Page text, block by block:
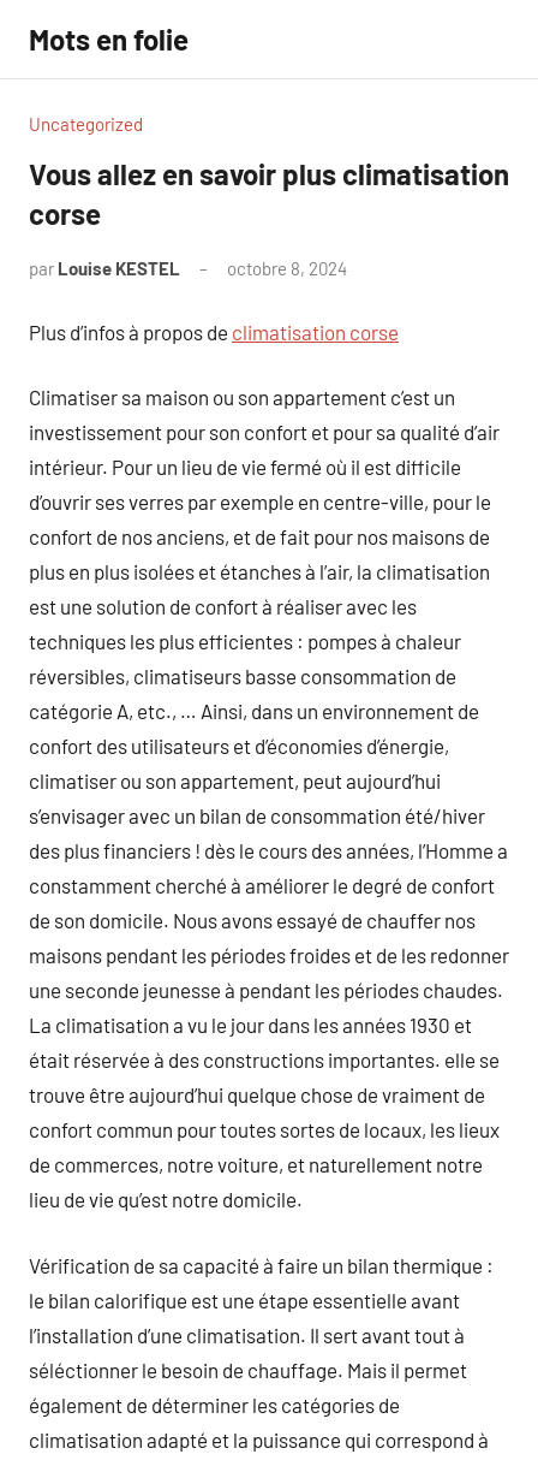
contenu
Mots en folie
Uncategorized
Vous allez en savoir plus climatisation
corse
par Louise KESTEL octobre 8, 2024
Plus d’infos à propos de climatisation corse
Climatiser sa maison ou son appartement c’est un
investissement pour son confort et pour sa qualité d’air
intérieur. Pour un lieu de vie fermé où il est difficile
d’ouvrir ses verres par exemple en centre-ville, pour le
confort de nos anciens, et de fait pour nos maisons de
plus en plus isolées et étanches à l’air, la climatisation
est une solution de confort à réaliser avec les
techniques les plus efficientes : pompes à chaleur
réversibles, climatiseurs basse consommation de
catégorie A, etc., … Ainsi, dans un environnement de
confort des utilisateurs et d’économies d’énergie,
climatiser ou son appartement, peut aujourd’hui
s’envisager avec un bilan de consommation été/hiver
des plus financiers ! dès le cours des années, l’Homme a
constamment cherché à améliorer le degré de confort
de son domicile. Nous avons essayé de chauffer nos
maisons pendant les périodes froides et de les redonner
une seconde jeunesse à pendant les périodes chaudes.
La climatisation a vu le jour dans les années 1930 et
était réservée à des constructions importantes. elle se
trouve être aujourd’hui quelque chose de vraiment de
confort commun pour toutes sortes de locaux, les lieux
de commerces, notre voiture, et naturellement notre
lieu de vie qu’est notre domicile.
Vérification de sa capacité à faire un bilan thermique :
le bilan calorifique est une étape essentielle avant
l’installation d’une climatisation. Il sert avant tout à
séléctionner le besoin de chauffage. Mais il permet
également de déterminer les catégories de
climatisation adapté et la puissance qui correspond à